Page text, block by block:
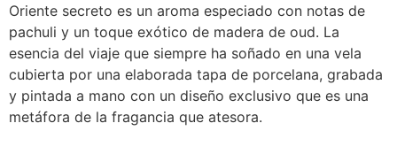
Oriente secreto es un aroma especiado con notas de
pachuli y un toque exótico de madera de oud. La
esencia del viaje que siempre ha soñado en una vela
cubierta por una elaborada tapa de porcelana, grabada
y pintada a mano con un diseño exclusivo que es una
metáfora de la fragancia que atesora.